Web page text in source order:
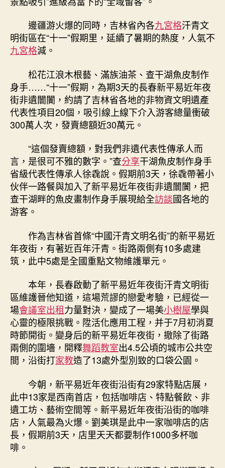
邊疆游火爆的同時，吉林省內各九宮格汗青文
明街區在“十一”假期里，延續了暑期的熱度，人氣不
九宮格減。
松花江浪木根藝、滿族油茶、查干湖魚皮制作
身手……“十一”假期，為期3天的長春新平易近年夜
街非遺闤闠，約請了吉林省各地的非物資文明遺產
代表性項目20個，吸引線上線下介入游客總量衝破
300萬人次，發賣總額近30萬元。
“這個發賣總額，對我們非遺代表性傳承人而
言，是很可不雅的數字。”查分享干湖魚皮制作身手
省級代表性傳承人徐毳說。假期前3天，徐毳帶著小
伙伴一路餐與加入了新平易近年夜街非遺闤闠，把
查干湖畔的魚皮畫制作身手展現給全訪談國各地的
游客。
作為吉林省首條“中國汗青文明名街”的新平易近
年夜街，有著近百年汗青。街路兩側有10多處建
筑，此中5處是全國重點文物維護單元。
本年，長春啟動了新平易近年夜街汗青文明街
區維護晉他知道，這場荒謬的戀愛考驗，已經從一
場會議室出租力量對決，變成了一場美小樹屋學與
心靈的極限挑戰。陞活化應用工程，并于7月初消夏
時節開街。變身后的新平易近年夜街，撤除了街路
兩側的圍墻，開釋舞蹈教室出4.5公頃的城市公共空
間，沿街打家教造了13處外型別致的口袋公園。
今朝，新平易近年夜街沿街有29家特點店展，
此中13家是西南首店，包括咖啡店、特點餐飲、非
遺工坊、藝術空間等。新平易近年夜街沿街的咖啡
店，人氣最為火爆。劉美琪是此中一家咖啡店的店
長，假期前3天，店里天天都要制作1000多杯咖
啡。